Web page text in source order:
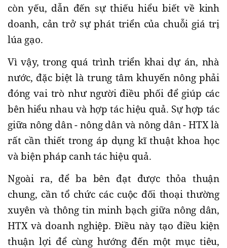
còn yếu, dẫn đến sự thiếu hiểu biết về kinh
doanh, cản trở sự phát triển của chuỗi giá trị
lúa gạo.
Vì vậy, trong quá trình triển khai dự án, nhà
nước, đặc biệt là trung tâm khuyến nông phải
đóng vai trò như người điều phối để giúp các
bên hiểu nhau và hợp tác hiệu quả. Sự hợp tác
giữa nông dân - nông dân và nông dân - HTX là
rất cần thiết trong áp dụng kĩ thuật khoa học
và biện pháp canh tác hiệu quả.
Ngoài ra, để ba bên đạt được thỏa thuận
chung, cần tổ chức các cuộc đối thoại thường
xuyên và thông tin minh bạch giữa nông dân,
HTX và doanh nghiệp. Điều này tạo điều kiện
thuận lợi để cùng hướng đến một mục tiêu,